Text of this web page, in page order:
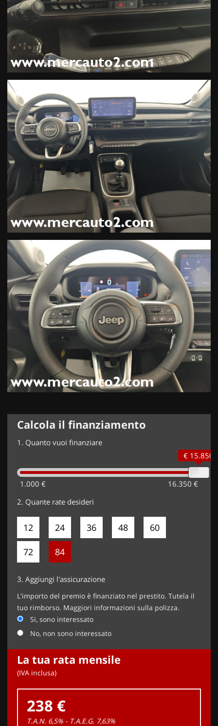
Calcola il finanziamento
1. Quanto vuoi finanziare
1.000 € 16.350 €
€ 15.850
2. Quante rate desideri
12 24 36 48 60
72 84
3. Aggiungi l'assicurazione
L'importo del premio è finanziato nel prestito. Tutela il
tuo rimborso. Maggiori informazioni sulla polizza.
Si, sono interessato
No, non sono interessato
La tua rata mensile
(IVA inclusa)
238 €
T.A.N. 6,5% - T.A.E.G. 7,63%